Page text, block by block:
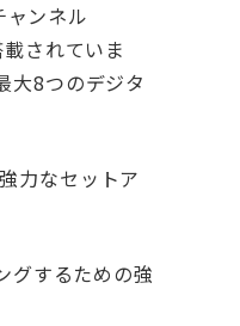
ンネル
されていま
大8つのデジタ
力なセットア
グするための強